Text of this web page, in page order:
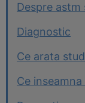
Despre astm
Diagnostic
Ce arata
Ce